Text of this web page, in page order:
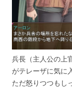
兵長（主人公の上
がテレーザに気に
ただ怒りつつもし